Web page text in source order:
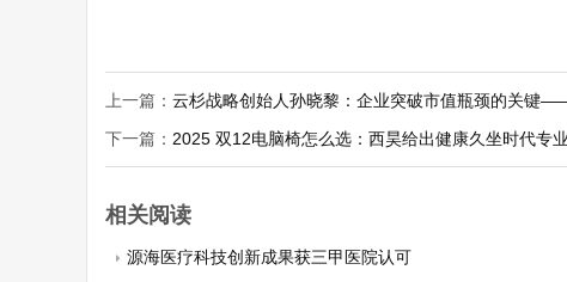
上一篇： 云杉战略创始人孙晓黎：企业突破市值瓶颈的关键
下一篇： 2025 双12电脑椅怎么选：西昊给出健康久坐时代专
相关阅读
源海医疗科技创新成果获三甲医院认可